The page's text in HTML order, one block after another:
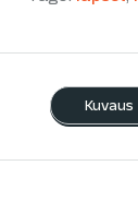
Kuvaus